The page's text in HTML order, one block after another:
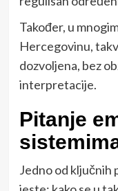
Također, u
Hercegovinu,
dozvoljena, bez
interpretacije.
Pitanje
Jedno od ključnih